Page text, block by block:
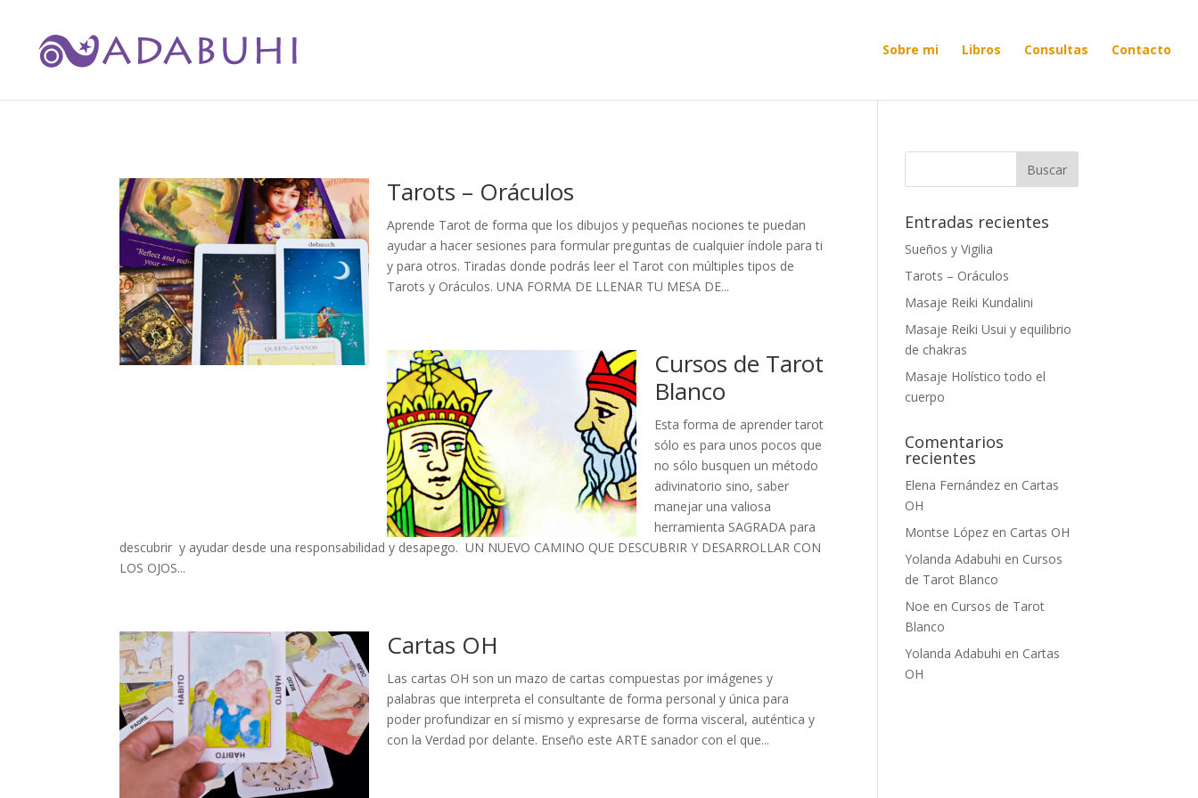
Sobre mi Libros Consultas Contacto
Tarots – Oráculos
Aprende Tarot de forma que los dibujos y pequeñas nociones te puedan
ayudar a hacer sesiones para formular preguntas de cualquier índole para ti
y para otros. Tiradas donde podrás leer el Tarot con múltiples tipos de
Tarots y Oráculos. UNA FORMA DE LLENAR TU MESA DE...
Cursos de Tarot
Blanco
Esta forma de aprender tarot
sólo es para unos pocos que
no sólo busquen un método
adivinatorio sino, saber
manejar una valiosa
herramienta SAGRADA para
descubrir y ayudar desde una responsabilidad y desapego. UN NUEVO CAMINO QUE DESCUBRIR Y DESARROLLAR CON
LOS OJOS...
Cartas OH
Las cartas OH son un mazo de cartas compuestas por imágenes y
palabras que interpreta el consultante de forma personal y única para
poder profundizar en sí mismo y expresarse de forma visceral, auténtica y
con la Verdad por delante. Enseño este ARTE sanador con el que...
Entradas recientes
Sueños y Vigilia
Tarots – Oráculos
Masaje Reiki Kundalini
Masaje Reiki Usui y equilibrio
de chakras
Masaje Holístico todo el
cuerpo
Comentarios
recientes
Elena Fernández en Cartas
OH
Montse López en Cartas OH
Yolanda Adabuhi en Cursos
de Tarot Blanco
Noe en Cursos de Tarot
Blanco
Yolanda Adabuhi en Cartas
OH